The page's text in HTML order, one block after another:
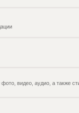
видео, аудио, а также